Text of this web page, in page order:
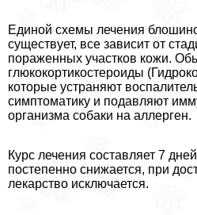
Единой схемы лечения
существует, все зависит от
пораженных участков кожи.
глюкокортикостероиды
которые устраняют
симптоматику и подавляют
организма собаки на аллерген.
Курс лечения составляет 7
постепенно снижается, при
лекарство исключается.